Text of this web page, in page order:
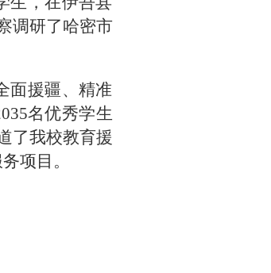
调研了哈密市
面援疆、精准
名优秀学生
了我校教育援
项目。